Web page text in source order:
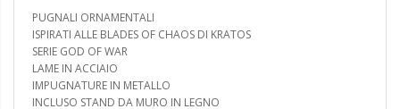
PUGNALI ORNAMENTALI
ISPIRATI ALLE BLADES OF CHAOS DI KRATOS
SERIE GOD OF WAR
LAME IN ACCIAIO
IMPUGNATURE IN METALLO
INCLUSO STAND DA MURO IN LEGNO